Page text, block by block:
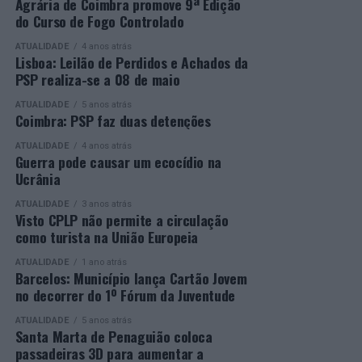
presença de mais de 500 participantes.
Mais informações em:
https://awards.innovationinpolitics.eu/
profissionais.
Durante a cerimónia foi ainda reconhecido o trabalho
desenvolvido por toda a equipa de formadores e
para o sucesso desta edição do Curso EFA.
A Escola de Tecnologia e Gestão de Barcelos continua a
afirmar-se como uma referência na formação
profissional e na qualificação de adultos, contribuindo
para o desenvolvimento de competências, o aumento da
empregabilidade e a valorização do capital humano do
concelho e da região.
A Empresa Municipal de Educação e Cultura de Barcelos
felicita todos os diplomados por esta importante
conquista, desejando-lhes os maiores sucessos pessoais,
profissionais e académicos, convicta de que este diploma
do Curso de Fogo Controlado
ATUALIDADE 4 anos atrás
Lisboa: Leilão de Perdidos e Achados da
PSP realiza-se a 08 de maio
ATUALIDADE 5 anos atrás
Coimbra: PSP faz duas detenções
ATUALIDADE 4 anos atrás
Guerra pode causar um ecocídio na
Ucrânia
ATUALIDADE 3 anos atrás
Visto CPLP não permite a circulação
como turista na União Europeia
ATUALIDADE 1 ano atrás
Barcelos: Município lança Cartão Jovem
no decorrer do 1º Fórum da Juventude
ATUALIDADE 5 anos atrás
Santa Marta de Penaguião coloca
passadeiras 3D para aumentar a